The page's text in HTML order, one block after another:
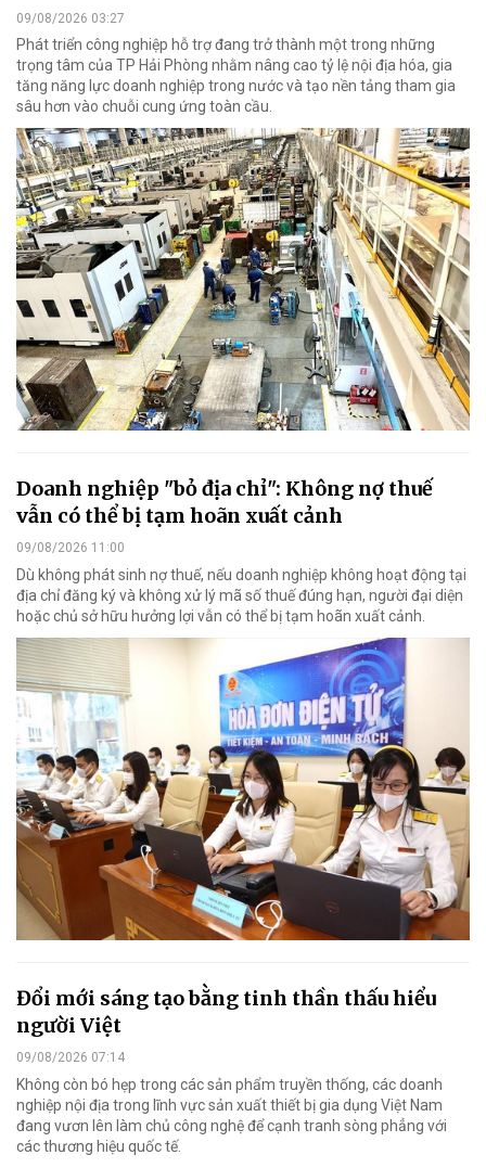
09/08/2026 03:27
Phát triển công nghiệp hỗ trợ đang trở thành một trong những
trọng tâm của TP Hải Phòng nhằm nâng cao tỷ lệ nội địa hóa, gia
tăng năng lực doanh nghiệp trong nước và tạo nền tảng tham gia
sâu hơn vào chuỗi cung ứng toàn cầu.
Doanh nghiệp "bỏ địa chỉ": Không nợ thuế
vẫn có thể bị tạm hoãn xuất cảnh
09/08/2026 11:00
Dù không phát sinh nợ thuế, nếu doanh nghiệp không hoạt động tại
địa chỉ đăng ký và không xử lý mã số thuế đúng hạn, người đại diện
hoặc chủ sở hữu hưởng lợi vẫn có thể bị tạm hoãn xuất cảnh.
Đổi mới sáng tạo bằng tinh thần thấu hiểu
người Việt
09/08/2026 07:14
Không còn bó hẹp trong các sản phẩm truyền thống, các doanh
nghiệp nội địa trong lĩnh vực sản xuất thiết bị gia dụng Việt Nam
đang vươn lên làm chủ công nghệ để cạnh tranh sòng phẳng với
các thương hiệu quốc tế.